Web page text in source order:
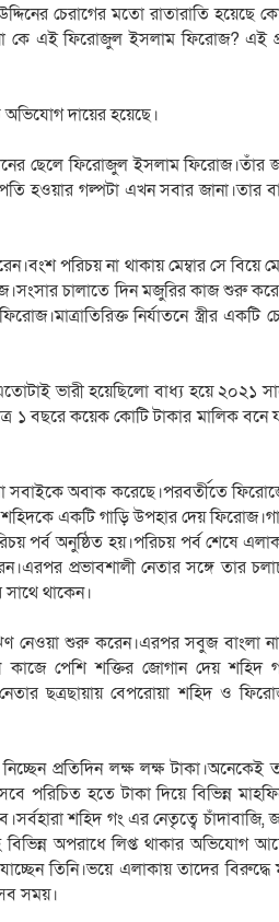
চেরাগের মতো রাতারাতি হয়েছে
কে এই ফিরোজুল ইসলাম ফিরোজ? এই
অভিযোগ দায়ের হয়েছে।
ছেলে ফিরোজুল ইসলাম ফিরোজ।তাঁর
হওয়ার গল্পটা এখন সবার জানা।তার
পরিচয় না থাকায় মেম্বার সে বিয়ে
চালাতে দিন মজুরির কাজ শুরু
নির্যাতনে স্ত্রীর একটি
ভারী হয়েছিলো বাধ্য হয়ে ২০২১
১ বছরে কয়েক কোটি টাকার মালিক বনে
সবাইকে অবাক করেছে।পরবর্তীতে
একটি গাড়ি উপহার দেয়
পর্ব অনুষ্ঠিত হয়।পরিচয় পর্ব শেষে
প্রভাবশালী নেতার সঙ্গে তার
থাকেন।
নেওয়া শুরু করেন।এরপর সবুজ বাংলা
পেশি শক্তির জোগান দেয় শহিদ
নেতার ছত্রছায়ায় বেপরোয়া শহিদ ও
প্রতিদিন লক্ষ লক্ষ টাকা।অনেকেই
পরিচিত হতে টাকা দিয়ে বিভিন্ন
শহিদ গং এর নেতৃত্বে চাঁদাবাজি,
বিভিন্ন অপরাধে লিপ্ত থাকার অভিযোগ
যাচ্ছেন তিনি।ভয়ে এলাকায় তাদের
সময়।